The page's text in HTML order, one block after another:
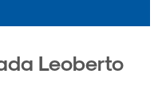
Leoberto